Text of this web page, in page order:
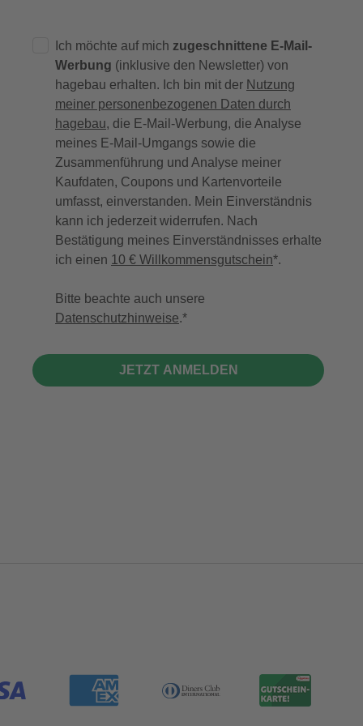
Ich möchte auf mich zugeschnittene E-Mail-
Werbung (inklusive den Newsletter) von
hagebau erhalten. Ich bin mit der Nutzung
meiner personenbezogenen Daten durch
hagebau, die E-Mail-Werbung, die Analyse
meines E-Mail-Umgangs sowie die
Zusammenführung und Analyse meiner
Kaufdaten, Coupons und Kartenvorteile
umfasst, einverstanden. Mein Einverständnis
kann ich jederzeit widerrufen. Nach
Bestätigung meines Einverständnisses erhalte
ich einen 10 € Willkommensgutschein*.
Bitte beachte auch unsere
Datenschutzhinweise.
JETZT ANMELDEN